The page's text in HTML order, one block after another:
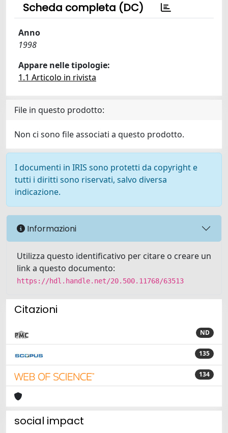
Scheda completa (DC)
Anno
1998
Appare nelle tipologie:
1.1 Articolo in rivista
File in questo prodotto:
Non ci sono file associati a questo prodotto.
I documenti in IRIS sono protetti da copyright e
tutti i diritti sono riservati, salvo diversa
indicazione.
Informazioni
Utilizza questo identificativo per citare o creare un
link a questo documento:
https://hdl.handle.net/20.500.11768/63513
Citazioni
ND
135
134
social impact